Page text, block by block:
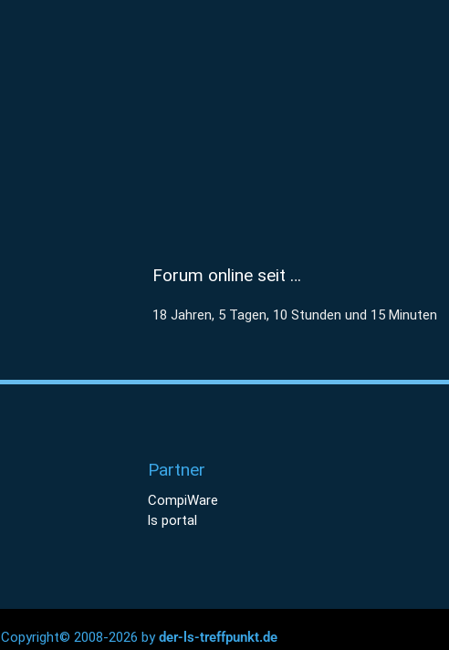
Forum online seit …
18 Jahren, 5 Tagen, 10 Stunden und 15 Minuten
Partner
CompiWare
ls portal
Copyright© 2008-2026 byder-ls-treffpunkt.de